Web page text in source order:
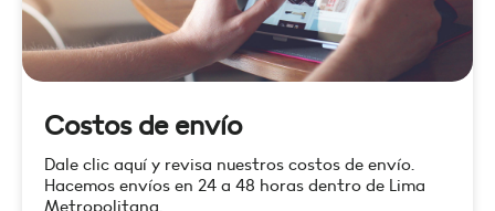
Costos de envío
Dale clic aquí y revisa nuestros costos de envío.
Hacemos envíos en 24 a 48 horas dentro de Lima